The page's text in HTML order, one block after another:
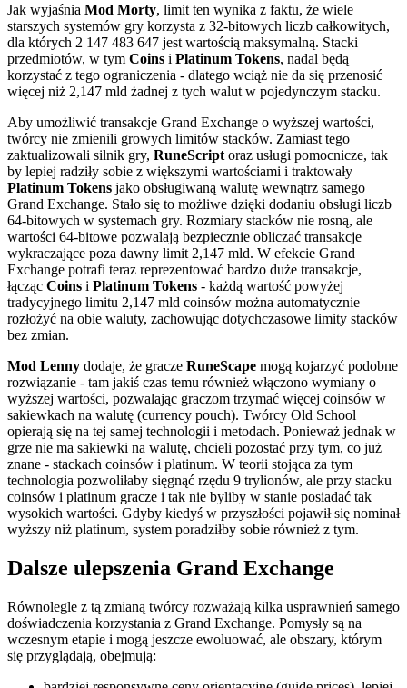
Jak wyjaśnia Mod Morty, limit ten wynika z faktu, że wiele
starszych systemów gry korzysta z 32-bitowych liczb całkowitych,
dla których 2 147 483 647 jest wartością maksymalną. Stacki
przedmiotów, w tym Coins i Platinum Tokens, nadal będą
korzystać z tego ograniczenia - dlatego wciąż nie da się przenosić
więcej niż 2,147 mld żadnej z tych walut w pojedynczym stacku.
Aby umożliwić transakcje Grand Exchange o wyższej wartości,
twórcy nie zmienili growych limitów stacków. Zamiast tego
zaktualizowali silnik gry, RuneScript oraz usługi pomocnicze, tak
by lepiej radziły sobie z większymi wartościami i traktowały
Platinum Tokens jako obsługiwaną walutę wewnątrz samego
Grand Exchange. Stało się to możliwe dzięki dodaniu obsługi liczb
64-bitowych w systemach gry. Rozmiary stacków nie rosną, ale
wartości 64-bitowe pozwalają bezpiecznie obliczać transakcje
wykraczające poza dawny limit 2,147 mld. W efekcie Grand
Exchange potrafi teraz reprezentować bardzo duże transakcje,
łącząc Coins i Platinum Tokens - każdą wartość powyżej
tradycyjnego limitu 2,147 mld coinsów można automatycznie
rozłożyć na obie waluty, zachowując dotychczasowe limity stacków
bez zmian.
Mod Lenny dodaje, że gracze RuneScape mogą kojarzyć podobne
rozwiązanie - tam jakiś czas temu również włączono wymiany o
wyższej wartości, pozwalając graczom trzymać więcej coinsów w
sakiewkach na walutę (currency pouch). Twórcy Old School
opierają się na tej samej technologii i metodach. Ponieważ jednak w
grze nie ma sakiewki na walutę, chcieli pozostać przy tym, co już
znane - stackach coinsów i platinum. W teorii stojąca za tym
technologia pozwoliłaby sięgnąć rzędu 9 trylionów, ale przy stacku
coinsów i platinum gracze i tak nie byliby w stanie posiadać tak
wysokich wartości. Gdyby kiedyś w przyszłości pojawił się nominał
wyższy niż platinum, system poradziłby sobie również z tym.
Dalsze ulepszenia Grand Exchange
Równolegle z tą zmianą twórcy rozważają kilka usprawnień samego
doświadczenia korzystania z Grand Exchange. Pomysły są na
wczesnym etapie i mogą jeszcze ewoluować, ale obszary, którym
się przyglądają, obejmują: